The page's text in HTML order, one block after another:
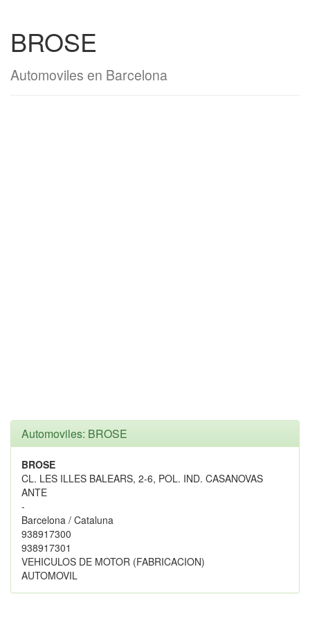
BROSE
Automoviles en Barcelona
Automoviles: BROSE
BROSE
CL. LES ILLES BALEARS, 2-6, POL. IND. CASANOVAS
ANTE
-
Barcelona / Cataluna
938917300
938917301
VEHICULOS DE MOTOR (FABRICACION)
AUTOMOVIL